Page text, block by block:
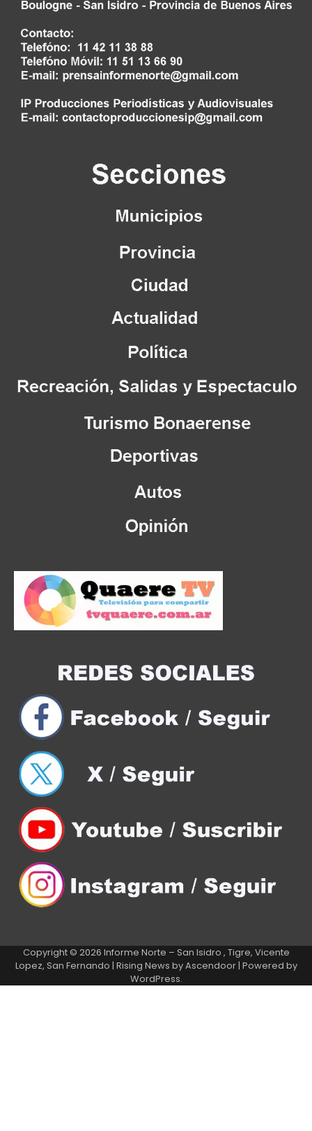
Copyright © 2026 Informe Norte – San Isidro , Tigre, Vicente
Lopez, San Fernando | Rising News byAscendoor| Powered by
WordPress.